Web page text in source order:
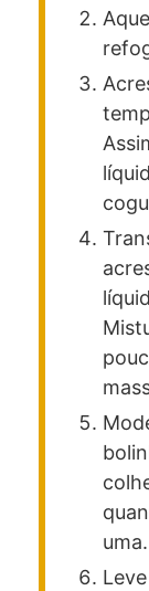
uma.